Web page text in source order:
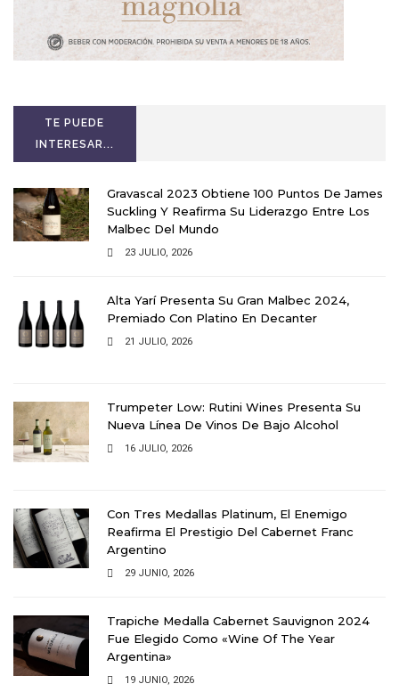
TE PUEDE
INTERESAR...
Gravascal 2023 Obtiene 100 Puntos De James
Suckling Y Reafirma Su Liderazgo Entre Los
Malbec Del Mundo
23 JULIO, 2026
Alta Yarí Presenta Su Gran Malbec 2024,
Premiado Con Platino En Decanter
21 JULIO, 2026
Trumpeter Low: Rutini Wines Presenta Su
Nueva Línea De Vinos De Bajo Alcohol
16 JULIO, 2026
Con Tres Medallas Platinum, El Enemigo
Reafirma El Prestigio Del Cabernet Franc
Argentino
29 JUNIO, 2026
Trapiche Medalla Cabernet Sauvignon 2024
Fue Elegido Como «Wine Of The Year
Argentina»
19 JUNIO, 2026